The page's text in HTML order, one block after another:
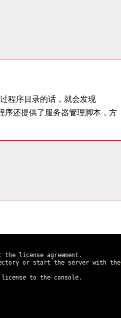
程序目录的话，就会发现
序还提供了服务器管理脚本，方